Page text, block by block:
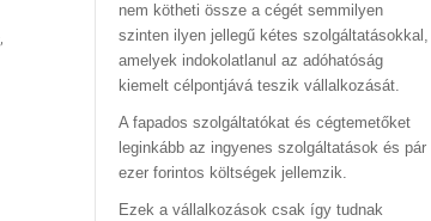
nem kötheti össze a cégét semmilyen
szinten ilyen jellegű kétes szolgáltatásokkal,
amelyek indokolatlanul az adóhatóság
kiemelt célpontjává teszik vállalkozását.
A fapados szolgáltatókat és cégtemetőket
leginkább az ingyenes szolgáltatások és pár
ezer forintos költségek jellemzik.
Ezek a vállalkozások csak így tudnak